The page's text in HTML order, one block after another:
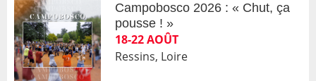
Campobosco 2026 : « Chut, ça
pousse ! »
18-22 AOÛT
Ressins, Loire